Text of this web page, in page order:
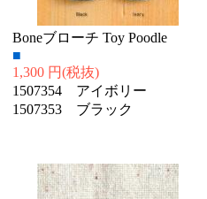
Boneブローチ Toy Poodle
■
1,300 円(税抜)
1507354 アイボリー
1507353 ブラック